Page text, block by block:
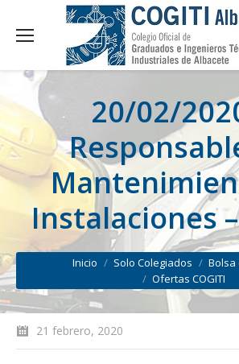
20/02/
Instalaciones
You are here:
Inicio Solo Colegiados
Bolsa
Ofertas COGITI
21 febrero, 2020